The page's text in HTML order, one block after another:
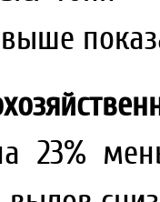
23%